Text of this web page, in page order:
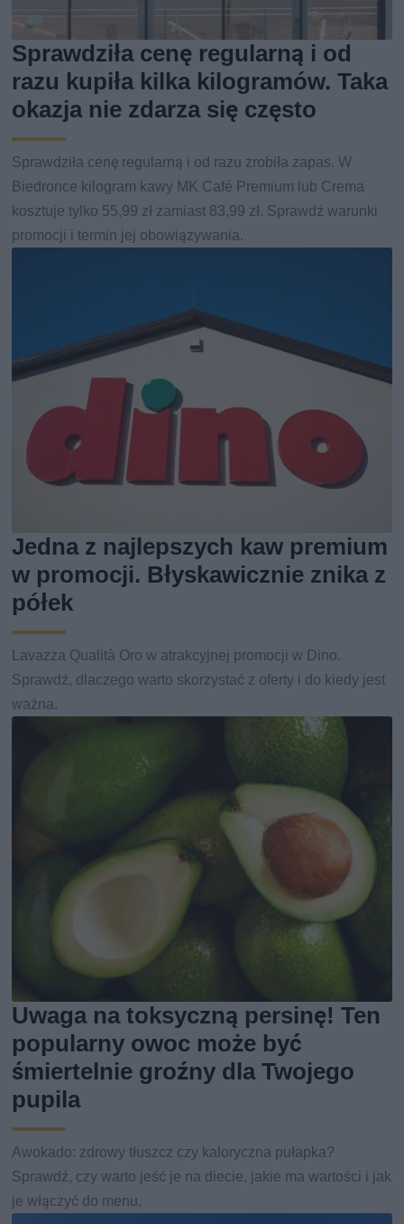
Sprawdziła cenę regularną i od
razu kupiła kilka kilogramów. Taka
okazja nie zdarza się często
Sprawdziła cenę regularną i od razu zrobiła zapas. W
Biedronce kilogram kawy MK Café Premium lub Crema
kosztuje tylko 55,99 zł zamiast 83,99 zł. Sprawdź warunki
promocji i termin jej obowiązywania.
Jedna z najlepszych kaw premium
w promocji. Błyskawicznie znika z
półek
Lavazza Qualità Oro w atrakcyjnej promocji w Dino.
Sprawdź, dlaczego warto skorzystać z oferty i do kiedy jest
ważna.
Uwaga na toksyczną persinę! Ten
popularny owoc może być
śmiertelnie groźny dla Twojego
pupila
Awokado: zdrowy tłuszcz czy kaloryczna pułapka?
Sprawdź, czy warto jeść je na diecie, jakie ma wartości i jak
je włączyć do menu.